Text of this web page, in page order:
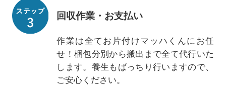
回収作業・お支払い
作業は全てお片付けマッハくんにお任
せ！梱包分別から搬出まで全て代行いた
します。養生もばっちり行いますので、
ご安心ください。